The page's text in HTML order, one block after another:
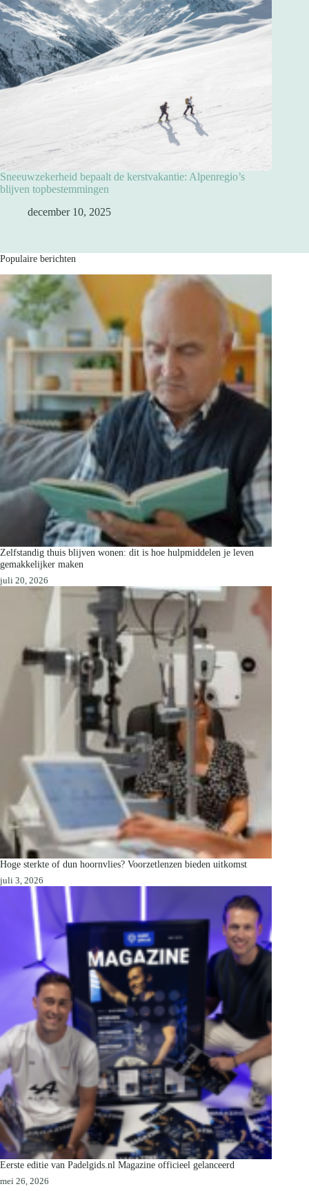
Sneeuwzekerheid bepaalt de kerstvakantie: Alpenregio’s
blijven topbestemmingen
december 10, 2025
Populaire berichten
Zelfstandig thuis blijven wonen: dit is hoe hulpmiddelen je leven
gemakkelijker maken
juli 20, 2026
Hoge sterkte of dun hoornvlies? Voorzetlenzen bieden uitkomst
juli 3, 2026
Eerste editie van Padelgids.nl Magazine officieel gelanceerd
mei 26, 2026